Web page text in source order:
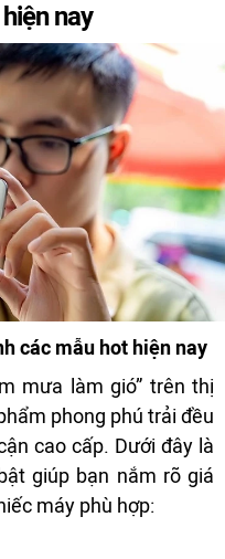
nay
các mẫu hot hiện nay
mưa làm gió” trên thị
phong phú trải đều
cao cấp. Dưới đây là
giúp bạn nắm rõ giá
máy phù hợp: